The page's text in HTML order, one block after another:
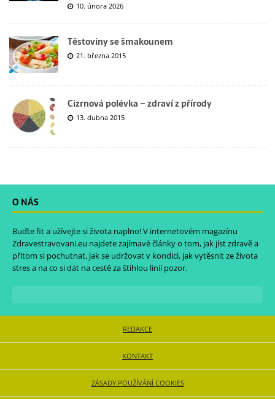
10. února 2026
Těstoviny se šmakounem
21. března 2015
Cizrnová polévka – zdraví z přírody
13. dubna 2015
O NÁS
Buďte fit a užívejte si života naplno! V internetovém magazínu
Zdravestravovani.eu najdete zajímavé články o tom, jak jíst zdravě a
přitom si pochutnat, jak se udržovat v kondici, jak vytěsnit ze života
stres a na co si dát na cestě za štíhlou linií pozor.
REDAKCE
KONTAKT
ZÁSADY POUŽÍVÁNÍ COOKIES